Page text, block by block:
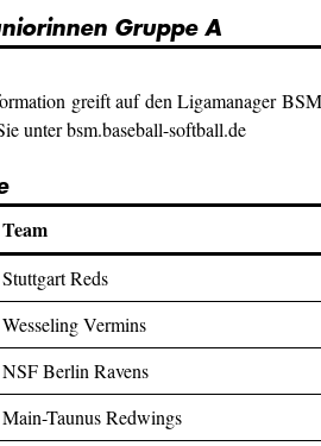
Gruppe A
greift auf den Ligamanager
unter bsm.baseball-softball.de
Team
Stuttgart Reds
Wesseling Vermins
NSF Berlin Ravens
Main-Taunus Redwings